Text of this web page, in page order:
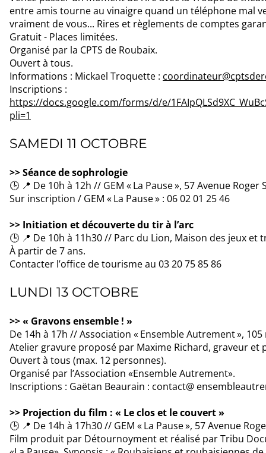
entre amis tourne au vinaigre quand un téléphone mal
vraiment de vous... Rires et règlements de comptes
Gratuit - Places limitées.
Organisé par la CPTS de Roubaix.
Ouvert à tous.
Informations : Mickael Troquette :
Inscriptions :
https://docs.google.com/forms/d/e/
pli=1
SAMEDI 11 OCTOBRE
>> Séance de sophrologie
🕒 📍 De 10h à 12h // GEM « La Pause », 57 Avenue
Sur inscription / GEM « La Pause » : 06 02 01 25 46
>> Initiation et découverte du tir à l’arc
🕒 📍 De 10h à 11h30 // Parc du Lion, Maison des jeux
À partir de 7 ans.
Contacter l’office de tourisme au 03 20 75 85 86
LUNDI 13 OCTOBRE
>> « Gravons ensemble ! »
De 14h à 17h // Association « Ensemble Autrement »,
Atelier gravure proposé par Maxime Richard, graveur et
Ouvert à tous (max. 12 personnes).
Organisé par l’Association «Ensemble Autrement».
Inscriptions : Gaëtan Beaurain : contact@
>> Projection du film : « Le clos et le couvert »
🕒 📍 De 14h à 17h30 // GEM « La Pause », 57 Avenue
Film produit par Détournoyment et réalisé par Tribu